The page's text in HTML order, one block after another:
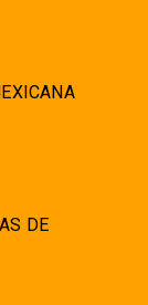
DE